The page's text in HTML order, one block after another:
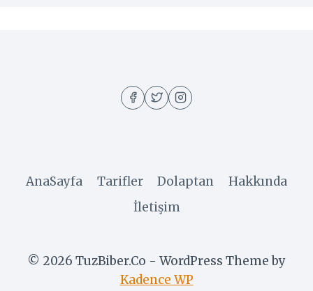
AnaSayfa Tarifler Dolaptan
Hakkında
İletişim
© 2026 TuzBiber.Co - WordPress Theme by
Kadence WP